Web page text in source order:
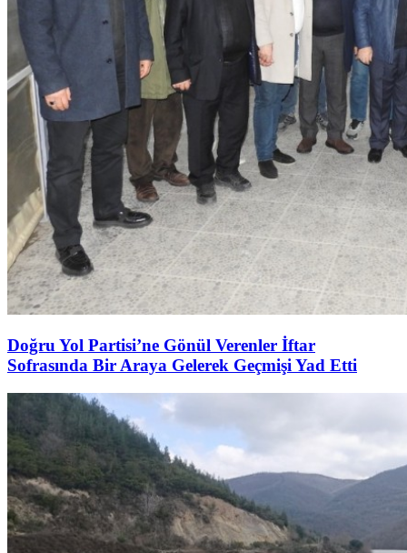
Doğru Yol Partisi’ne Gönül Verenler İftar
Sofrasında Bir Araya Gelerek Geçmişi Yad Etti